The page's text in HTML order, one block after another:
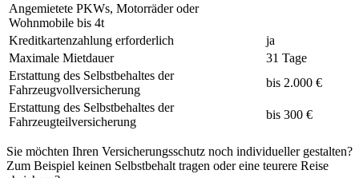
Angemietete PKWs, Motorräder oder
Wohnmobile bis 4t
Kreditkartenzahlung erforderlich
ja
Maximale Mietdauer
31 Tage
Erstattung des Selbstbehaltes der
Fahrzeugvollversicherung
bis 2.000 €
Erstattung des Selbstbehaltes der
Fahrzeugteilversicherung
bis 300 €
Sie möchten Ihren Versicherungsschutz noch individueller gestalten?
Zum Beispiel keinen Selbstbehalt tragen oder eine teurere Reise